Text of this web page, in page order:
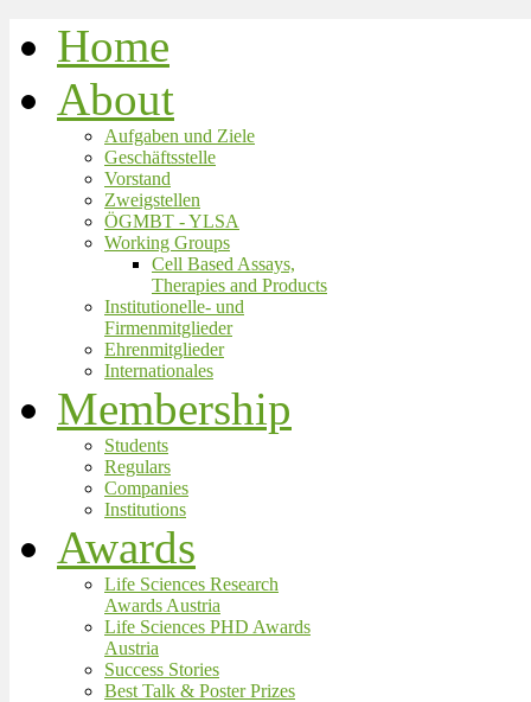
Home
About
Aufgaben und Ziele
Geschäftsstelle
Vorstand
Zweigstellen
ÖGMBT - YLSA
Working Groups
Cell Based Assays,
Therapies and Products
Institutionelle- und
Firmenmitglieder
Ehrenmitglieder
Internationales
Membership
Students
Regulars
Companies
Institutions
Awards
Life Sciences Research
Awards Austria
Life Sciences PHD Awards
Austria
Success Stories
Best Talk & Poster Prizes